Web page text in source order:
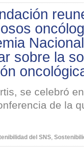
sobre la
se celebró
de la
del SNS